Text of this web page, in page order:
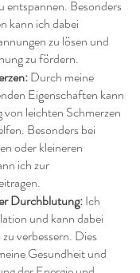
entspannen. Besonders
kann ich dabei
zu lösen und
zu fördern.
Durch meine
Eigenschaften kann
von leichten Schmerzen
Besonders bei
oder kleineren
ich zur
Durchblutung:Ich
und kann dabei
verbessern. Dies
Gesundheit und